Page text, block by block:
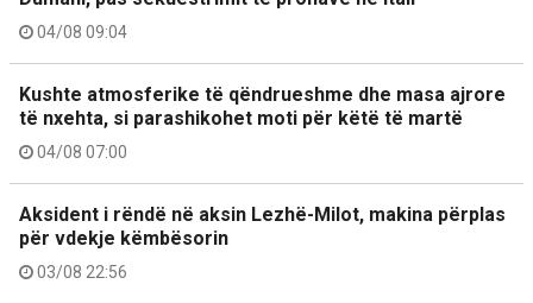
04/08 09:04
Kushte atmosferike të qëndrueshme dhe masa ajrore
të nxehta, si parashikohet moti për këtë të martë
04/08 07:00
Aksident i rëndë në aksin Lezhë-Milot, makina përplas
për vdekje këmbësorin
03/08 22:56